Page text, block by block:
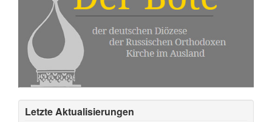
Letzte Aktualisierungen